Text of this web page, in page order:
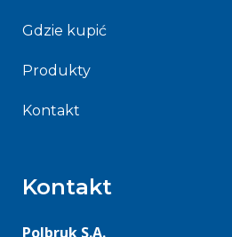
Gdzie kupić
Produkty
Kontakt
Kontakt
Polbruk S.A.